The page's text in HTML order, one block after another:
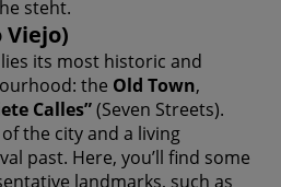
steht.
Viejo)
lies its most historic and
the Old Town,
Calles”(Seven Streets).
the city and a living
past. Here, you’ll find some
landmarks, such as